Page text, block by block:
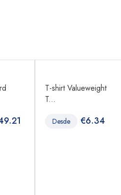
T-shirt Valueweight
T...
Desde €6.34